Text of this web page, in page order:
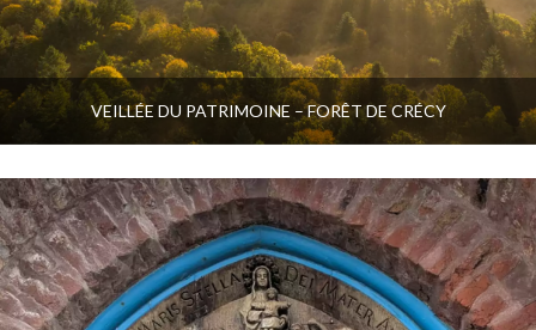
VEILLÉE DU PATRIMOINE – FORÊT DE CRÉCY